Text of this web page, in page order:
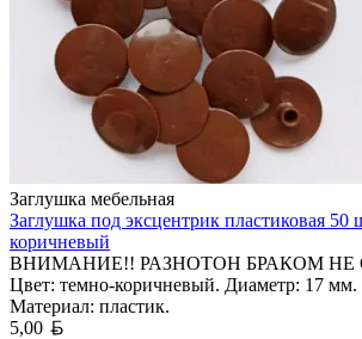
Заглушка мебельная
Заглушка под эксцентрик пластиковая 50
коричневый
ВНИМАНИЕ!! РАЗНОТОН БРАКОМ НЕ
Цвет: темно-коричневый. Диаметр: 17
Материал: пластик.
5,00